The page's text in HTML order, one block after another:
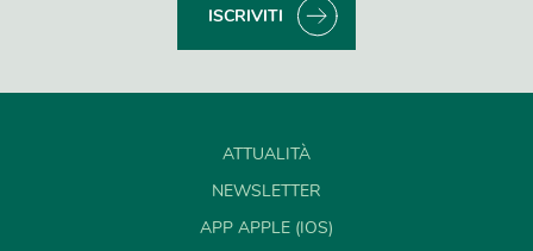
ISCRIVITI
ATTUALITÀ
NEWSLETTER
APP APPLE (IOS)